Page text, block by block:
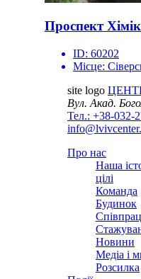
Проспект
ID: 60202
Місце:
site logo
Вул. Акад.
Тел.: +38-032-
Про нас
Наша
цілі
Команда
Будинок
Новини
Медіа і
Розсилка